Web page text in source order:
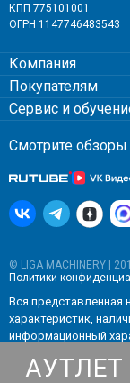
КПП 775101001
ОГРН 1147746483543
Компания
Покупателям
Сервис и
Смотрите обзоры
© LIGA MACHINERY |
Политики
Вся представленная
характеристик,
информационный
Гражданского